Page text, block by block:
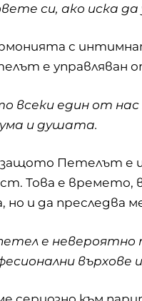
си, ако иска да
с
е управляван
всеки един от
и душата.
Петелът е
Това е времето,
но и да преследва
е невероятно